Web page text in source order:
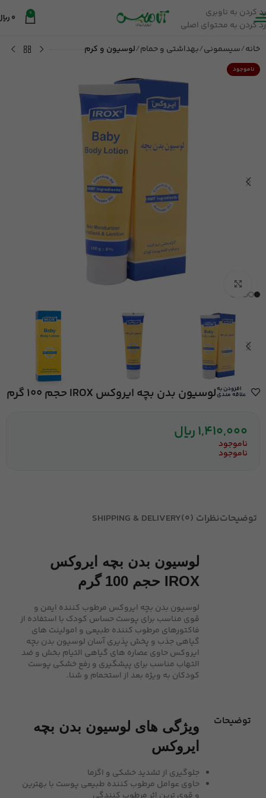
رد کردن به ناوبری
رد کردن به محتوای اصلی
0
0
خانه سیسمونی بهداشتی و حمام لوسیون و کرم
ناموجود
افزودن به
علاقه مندیلوسیون بدن بچه ایروکس IROX حجم 100 گرم
1,410,000ریال
ناموجود
ناموجود
توضیحاتنظرات (0) SHIPPING & DELIVERY
توضیحات
لوسیون بدن بچه ایروکس
IROX حجم 100 گرم
لوسیون بدن بچه ایروکس مرطوب کننده ايمن و
قوی مناسب برای پوست حساس کودک با استفاده از
فاکتورهای مرطوب کننده طبيعی و امولينت های
گياهی جذب و پخش پذيری آسان لوسیون بدن بچه
ایروکس حاوی عصاره های گیاهی التیام بخش و ضد
التهاب مناسب برای پيشگيری و رفع خشکی پوست
کودکان به ويژه بعد از استحمام و شنا.
ویژگی های لوسیون بدن بچه
ایروکس
جلوگیری از تشدید خشکی و اگزما
حاوی عوامل مرطوب کننده طبیعی پوست با بهترین